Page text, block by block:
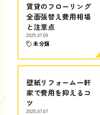
賃貸のフローリング
全面張替え費用相場
と注意点
2025.07.09
未分類
壁紙リフォーム一軒
家で費用を抑えるコ
ツ
2025.07.07